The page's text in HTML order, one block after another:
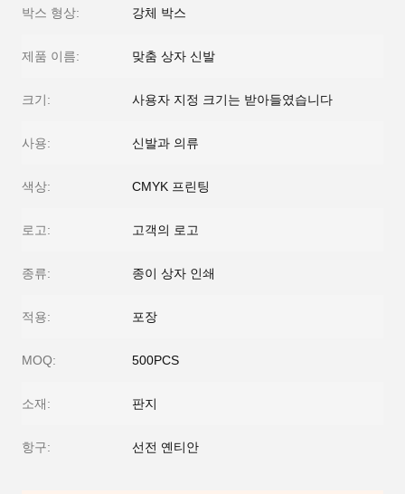
박스 형상: 강체 박스
제품 이름: 맞춤 상자 신발
크기: 사용자 지정 크기는 받아들였습니다
사용: 신발과 의류
색상: CMYK 프린팅
로고: 고객의 로고
종류: 종이 상자 인쇄
적용: 포장
MOQ: 500PCS
소재: 판지
항구: 선전 옌티안